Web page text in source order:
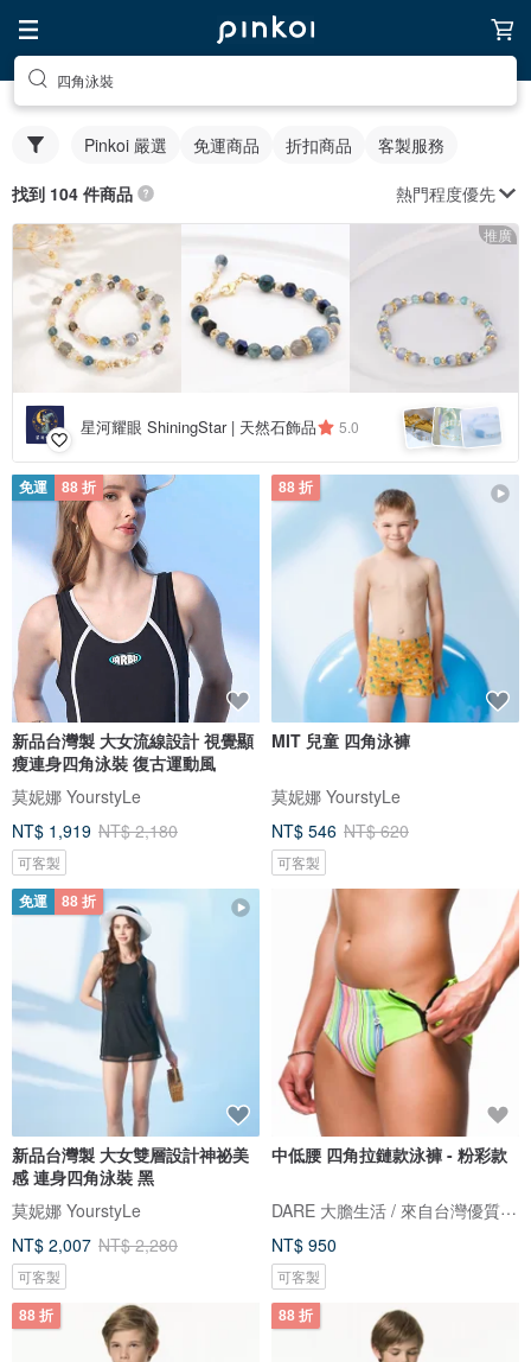
四角泳裝
Pinkoi 嚴選 免運商品 折扣商品 客製服務
找到 104 件商品 熱門程度優先
推廣
星河耀眼 ShiningStar | 天然石飾品 5.0
免運 88 折
新品台灣製 大女流線設計 視覺顯
瘦連身四角泳裝 復古運動風
莫妮娜 YourstyLe
NT$ 1,919 NT$ 2,180
可客製
88 折
MIT 兒童 四角泳褲
莫妮娜 YourstyLe
NT$ 546 NT$ 620
可客製
免運 88 折
新品台灣製 大女雙層設計神祕美
感 連身四角泳裝 黑
莫妮娜 YourstyLe
NT$ 2,007 NT$ 2,280
可客製
中低腰 四角拉鏈款泳褲 - 粉彩款
DARE 大膽生活 / 來自台灣優質男性內著
NT$ 950
可客製
88 折 88 折